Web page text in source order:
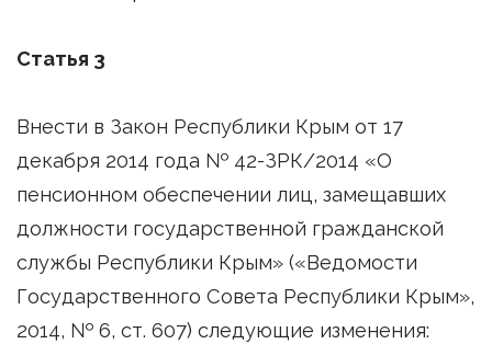
Статья 3
Внести в Закон Республики Крым от 17
декабря 2014 года № 42-ЗРК/2014 «О
пенсионном обеспечении лиц, замещавших
должности государственной гражданской
службы Республики Крым» («Ведомости
Государственного Совета Республики Крым»,
2014, № 6, ст. 607) следующие изменения: